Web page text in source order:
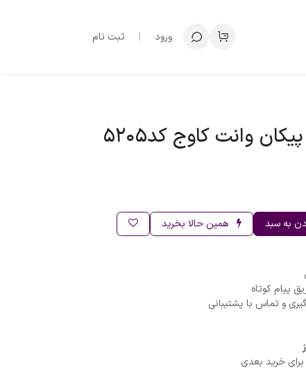
ورود | ثبت نام
وانت کاوج کد5205
به سبد همین حالا بخرید
پیام کوتاه
و تماس با پشتیبانی
برای خرید بعدی